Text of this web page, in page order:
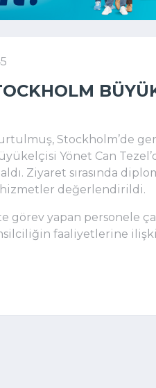
Stockholm’de
Yönet Can
Ziyaret sırasında
değerlendirildi.
yapan personele
faaliyetlerine